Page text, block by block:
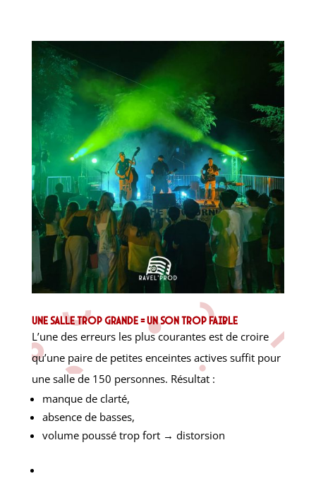
Une salle trop grande = un son trop faible
L’une des erreurs les plus courantes est de croire
qu’une paire de petites enceintes actives suffit pour
une salle de 150 personnes. Résultat :
manque de clarté,
absence de basses,
volume poussé trop fort → distorsion